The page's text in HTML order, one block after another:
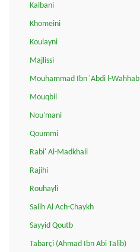
Kalbani
Khomeini
Koulayni
Majlissi
Mouhammad Ibn 'Abdi l-Wahhab
Mouqbil
Nou'mani
Qoummi
Rabi' Al-Madkhali
Rajihi
Rouhayli
Salih Al Ach-Chaykh
Sayyid Qoutb
Tabarçi (Ahmad Ibn Abi Talib)